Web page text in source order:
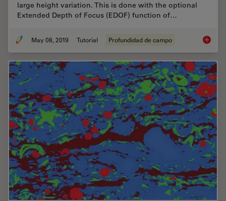
large height variation. This is done with the optional
Extended Depth of Focus (EDOF) function of…
May 08, 2019 Tutorial Profundidad de campo How